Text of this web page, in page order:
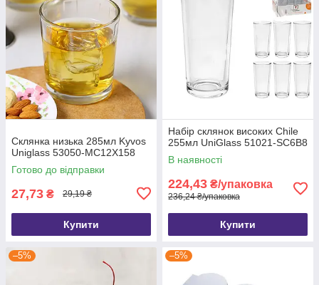
Склянка низька 285мл Kyvos
Uniglass 53050-MC12Х158
Готово до відправки
27,73 ₴ 29,19 ₴
Купити
Набір склянок високих Chile
255мл UniGlass 51021-SC6B8
В наявності
224,43 ₴/упаковка
236,24 ₴/упаковка
Купити
–5% –5%